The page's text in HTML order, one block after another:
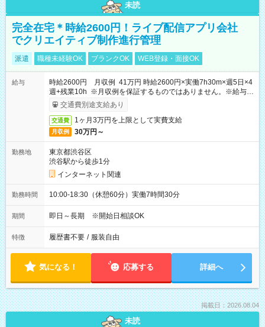
未読
完全在宅＊時給2600円！ライブ配信アプリ会社
でクリエイティブ制作進行管理
派遣 職種未経験OK ブランクOK WEB登録・面接OK
給与
時給2600円 月収例 41万円 時給2600円×実働7h30m×週5日×4
週+残業10h ※月収例を保証するものではありません。※給与即
受取りサービス利用可（利用条件有）
交通費別途支給あり
交通費 1ヶ月3万円を上限として実費支給
月収例 30万円～
勤務地
東京都渋谷区
渋谷駅から徒歩1分
インターネット関連
勤務時間 10:00-18:30（休憩60分）実働7時間30分
期間 即日～長期 ※開始日相談OK
特徴 履歴書不要 / 服装自由
気になる！ 応募する 詳細へ
掲載日：2026.08.04
未読